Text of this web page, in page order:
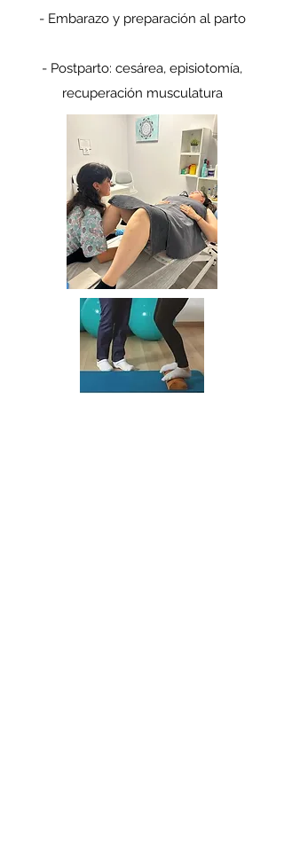
- Embarazo y preparación al parto
- Postparto: cesárea, episiotomía,
recuperación musculatura